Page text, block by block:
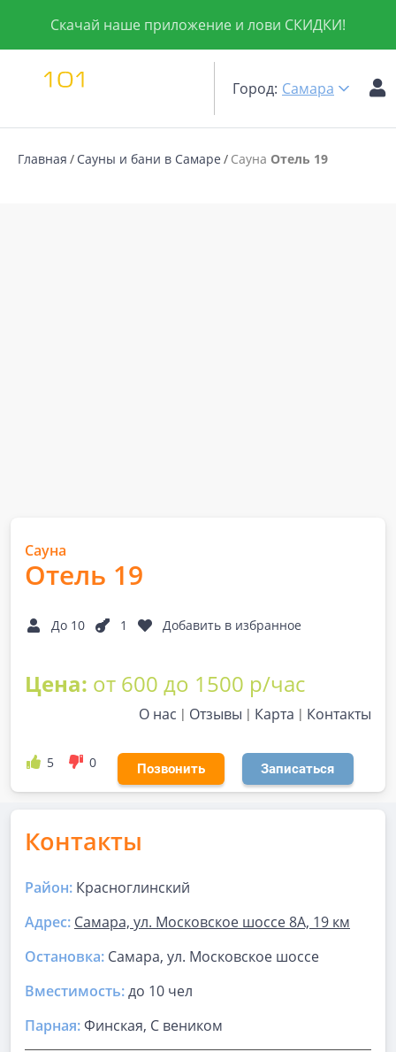
Скачай наше приложение и лови СКИДКИ!
Город: Самара
Главная Сауны и бани в Самаре Сауна Отель 19
Сауна
Отель 19
До 10 1 Добавить в избранное
Цена: от 600 до 1500 р/час
О нас Отзывы Карта Контакты
5 0 Позвонить Записаться
Контакты
Район: Красноглинский
Адрес: Самара, ул. Московское шоссе 8А, 19 км
Остановка: Самара, ул. Московское шоссе
Вместимость:до 10 чел
Парная:Финская, С веником